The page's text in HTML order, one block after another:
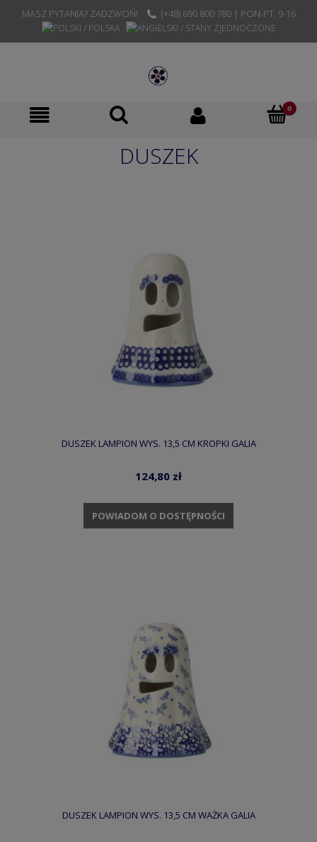
MASZ PYTANIA? ZADZWOŃ! (+48) 690 800 780 | PON-PT. 9-16
DUSZEK
DUSZEK LAMPION WYS. 13,5 CM KROPKI GALIA
124,80 zł
POWIADOM O DOSTĘPNOŚCI
DUSZEK LAMPION WYS. 13,5 CM WAŻKA GALIA